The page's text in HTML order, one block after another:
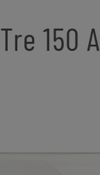
Tre 150 A